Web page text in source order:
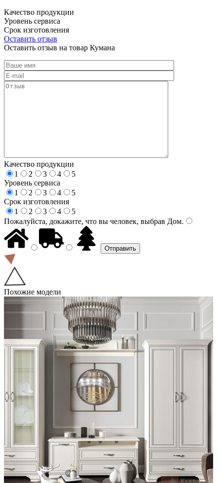
Качество продукции
Уровень сервиса
Срок изготовления
Оставить отзыв
Оставить отзыв на товар Кумана
Качество продукции
1
2 3 4
5
Уровень сервиса
1
2 3 4
5
Срок изготовления
1
2 3 4
5
Пожалуйста, докажите, что вы человек, выбрав Дом.
Похожие модели